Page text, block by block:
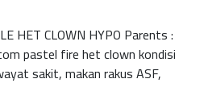
HET CLOWN HYPO Parents :
pastel fire het clown kondisi
sakit, makan rakus ASF,